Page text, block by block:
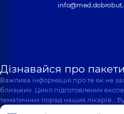
Дізнавайся про
Важлива інформація про те як не
близьких. Цикл підготовлених
тематичних порад наших лікарів…